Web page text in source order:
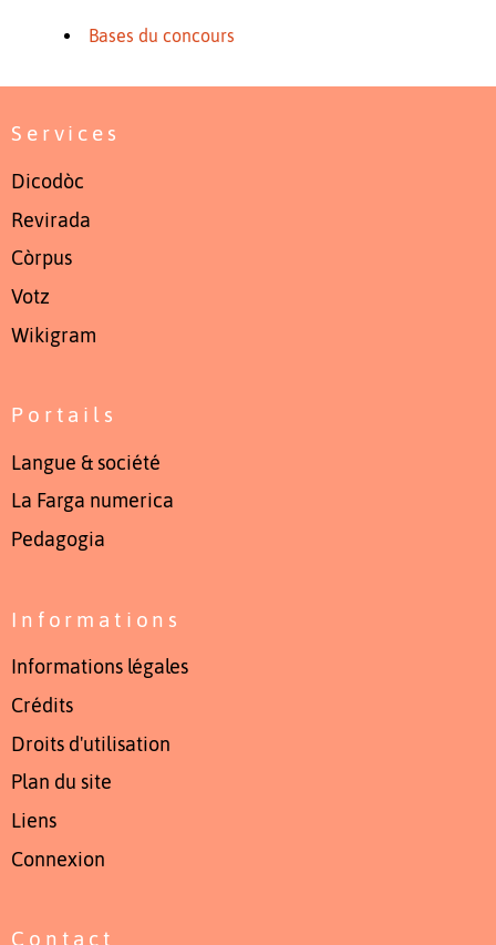
Bases du concours
Services
Dicodòc
Revirada
Còrpus
Votz
Wikigram
Portails
Langue & société
La Farga numerica
Pedagogia
Informations
Informations légales
Crédits
Droits d'utilisation
Plan du site
Liens
Connexion
Contact